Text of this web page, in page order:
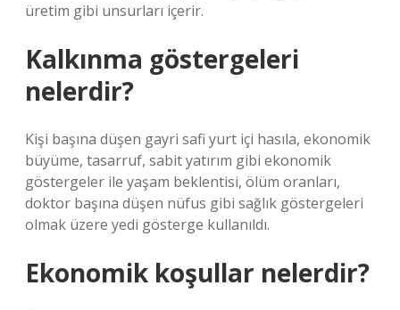
üretim gibi unsurları içerir.
Kalkınma göstergeleri
nelerdir?
Kişi başına düşen gayri safi yurt içi hasıla, ekonomik
büyüme, tasarruf, sabit yatırım gibi ekonomik
göstergeler ile yaşam beklentisi, ölüm oranları,
doktor başına düşen nüfus gibi sağlık göstergeleri
olmak üzere yedi gösterge kullanıldı.
Ekonomik koşullar nelerdir?